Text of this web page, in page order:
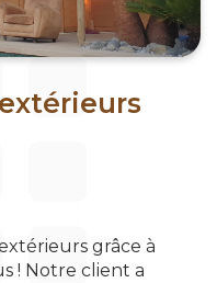
grâce à
! Notre client a